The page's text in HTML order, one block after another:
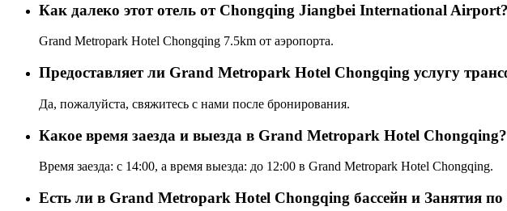
Как далеко этот отель от Chongqing Jiangbei International Airport?
Grand Metropark Hotel Chongqing 7.5km от аэропорта.
Предоставляет ли Grand Metropark Hotel Chongqing услугу
Да, пожалуйста, свяжитесь с нами после бронирования.
Какое время заезда и выезда в Grand Metropark Hotel Chongqing?
Время заезда: с 14:00, а время выезда: до 12:00 в Grand Metropark Hotel Chongqing.
Есть ли в Grand Metropark Hotel Chongqing бассейн и Занятия по